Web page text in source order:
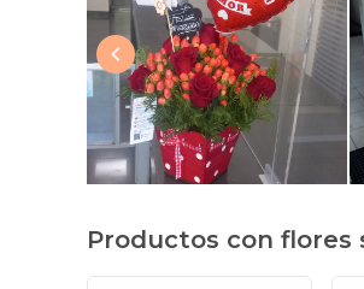
Productos con flores